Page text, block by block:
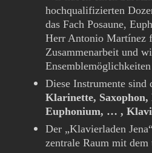
hochqualifizierten
das Fach Posaune,
Herr Antonio Martínez
Zusammenarbeit und
Diese Instrumente sind
Klarinette, Saxophon,
Euphonium, … ,
Der „Klavierladen
zentrale Raum mit